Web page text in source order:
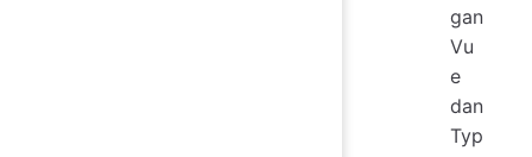
gan
Vu
e
dan
Typ